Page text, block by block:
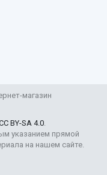
Правительства
магазин
BY-SA 4.0.
указанием прямой
на нашем сайте.